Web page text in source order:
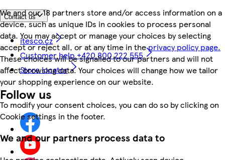
We and our 18 partners store and/or access information on a
device, such as unique IDs in cookies to process personal
data. You may accept or manage your choices by selecting
accept or reject all, or at any time in theprivacy policy page.
These choices will be signalled to our partners and will not
affect browsing data. Your choices will change how we tailor
your shopping experience on our website.
To modify your consent choices, you can do so by clicking on
Cookie settings in the footer.
We and our partners process data to
Contact us
itesco.cz
Customer help +420 800 222 555
Store locator
Follow us